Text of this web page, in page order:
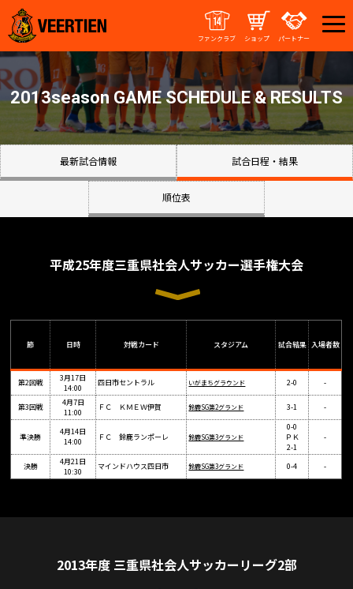
ファンクラブ ショップ パートナー
2013season GAME SCHEDULE & RESULTS
最新試合情報 試合日程・結果
順位表
平成25年度三重県社会人サッカー選手権大会
節 日時 対戦カード スタジアム 試合結果 入場者数
第2回戦
3月17日
14:00
四日市セントラル いがまちグラウンド 2-0 -
第3回戦
4月7日
11:00
ＦＣ ＫＭＥＷ伊賀 鈴鹿SG第2グランド 3-1 -
準決勝
4月14日
14:00
ＦＣ 鈴鹿ランポーレ 鈴鹿SG第3グランド
0-0
ＰＫ
2-1
-
決勝
4月21日
10:30
マインドハウス四日市 鈴鹿SG第3グランド 0-4 -
2013年度 三重県社会人サッカーリーグ2部